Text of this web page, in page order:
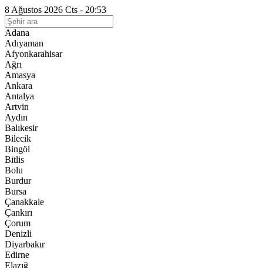
8 Ağustos 2026 Cts - 20:53
Adana
Adıyaman
Afyonkarahisar
Ağrı
Amasya
Ankara
Antalya
Artvin
Aydın
Balıkesir
Bilecik
Bingöl
Bitlis
Bolu
Burdur
Bursa
Çanakkale
Çankırı
Çorum
Denizli
Diyarbakır
Edirne
Elazığ